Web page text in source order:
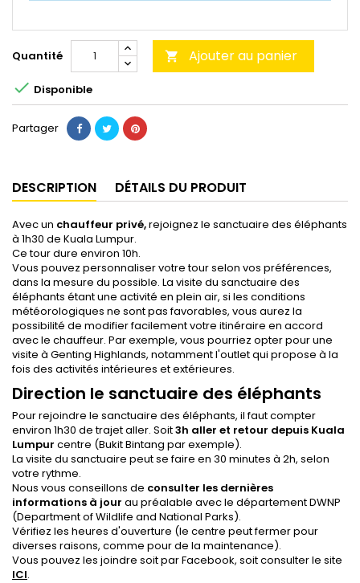
Quantité  Ajouter au panier
 Disponible
Partager
DESCRIPTION DÉTAILS DU PRODUIT
Avec un chauffeur privé,rejoignez le sanctuaire des éléphants
à 1h30 de Kuala Lumpur.
Ce tour dure environ 10h.
Vous pouvez personnaliser votre tour selon vos préférences,
dans la mesure du possible. La visite du sanctuaire des
éléphants étant une activité en plein air, si les conditions
météorologiques ne sont pas favorables, vous aurez la
possibilité de modifier facilement votre itinéraire en accord
avec le chauffeur. Par exemple, vous pourriez opter pour une
visite à Genting Highlands, notamment l'outlet qui propose à la
fois des activités intérieures et extérieures.
Direction le sanctuaire des éléphants
Pour rejoindre le sanctuaire des éléphants, il faut compter
environ 1h30 de trajet aller. Soit3h aller et retour depuis Kuala
Lumpur centre (Bukit Bintang par exemple).
La visite du sanctuaire peut se faire en 30 minutes à 2h, selon
votre rythme.
Nous vous conseillons de consulter les dernières
informations à jour au préalable avec le département DWNP
(Department of Wildlife and National Parks).
Vérifiez les heures d'ouverture (le centre peut fermer pour
diverses raisons, comme pour de la maintenance).
Vous pouvez les joindre soit par Facebook, soit consulter le site
ICI.